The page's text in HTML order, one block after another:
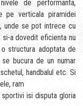
de performanta,
pe verticala piramidei
unde se pot intrece cu
a dovedit eficienta nu
structura adoptata de
bucura de un numar
handbalul etc. Si
ram
isi disputa gloria